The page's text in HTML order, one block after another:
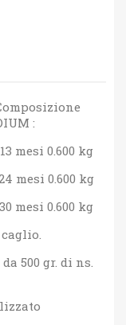
:
mesi 0.600 kg
mesi 0.600 kg
mesi 0.600 kg
500 gr. di ns.